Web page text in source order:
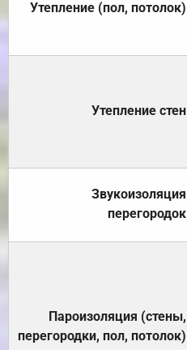
Утепление (пол, потолок)
Утепление стен
Звукоизоляция
перегородок
Пароизоляция (стены,
перегородки, пол, потолок)